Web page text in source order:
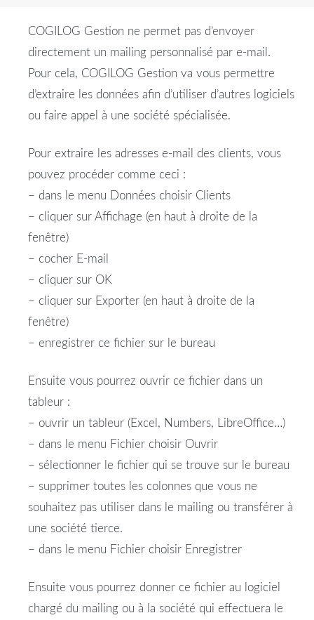
COGILOG Gestion ne permet pas d’envoyer
directement un mailing personnalisé par e-mail.
Pour cela, COGILOG Gestion va vous permettre
d’extraire les données afin d’utiliser d’autres logiciels
ou faire appel à une société spécialisée.
Pour extraire les adresses e-mail des clients, vous
pouvez procéder comme ceci :
– dans le menu Données choisir Clients
– cliquer sur Affichage (en haut à droite de la
fenêtre)
– cocher E-mail
– cliquer sur OK
– cliquer sur Exporter (en haut à droite de la
fenêtre)
– enregistrer ce fichier sur le bureau
Ensuite vous pourrez ouvrir ce fichier dans un
tableur :
– ouvrir un tableur (Excel, Numbers, LibreOffice…)
– dans le menu Fichier choisir Ouvrir
– sélectionner le fichier qui se trouve sur le bureau
– supprimer toutes les colonnes que vous ne
souhaitez pas utiliser dans le mailing ou transférer à
une société tierce.
– dans le menu Fichier choisir Enregistrer
Ensuite vous pourrez donner ce fichier au logiciel
chargé du mailing ou à la société qui effectuera le